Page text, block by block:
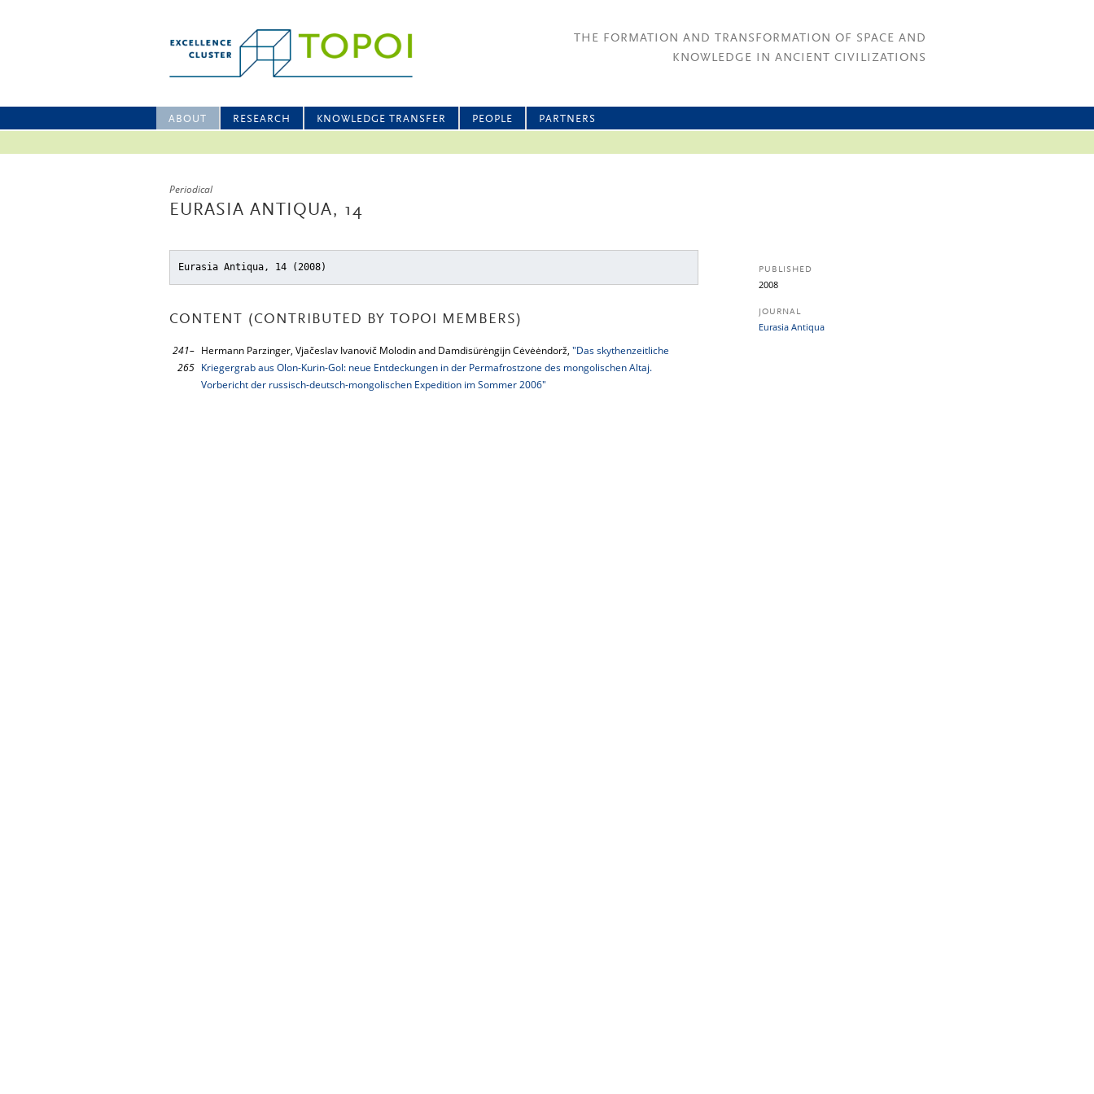
THE FORMATION AND TRANSFORMATION OF SPACE AND
KNOWLEDGE IN ANCIENT CIVILIZATIONS
ABOUT RESEARCH KNOWLEDGE TRANSFER PEOPLE PARTNERS
Periodical
EURASIA ANTIQUA, 14
Eurasia Antiqua, 14 (2008)
CONTENT (CONTRIBUTED BY TOPOI MEMBERS)
241–
265
Hermann Parzinger, Vjačeslav Ivanovič Molodin and Damdisürėngijn Cėvėėndorž, "Das skythenzeitliche
Kriegergrab aus Olon-Kurin-Gol: neue Entdeckungen in der Permafrostzone des mongolischen Altaj.
Vorbericht der russisch-deutsch-mongolischen Expedition im Sommer 2006"
PUBLISHED
2008
JOURNAL
Eurasia Antiqua